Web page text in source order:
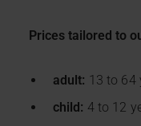
Prices tailored to
adult: 13 to 64
child: 4 to 12